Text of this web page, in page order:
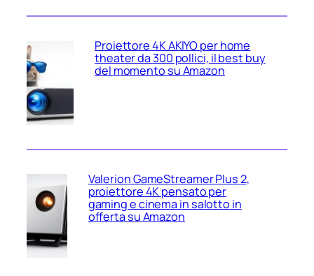
Proiettore 4K AKIYO per home
theater da 300 pollici, il best buy
del momento su Amazon
Valerion GameStreamer Plus 2,
proiettore 4K pensato per
gaming e cinema in salotto in
offerta su Amazon